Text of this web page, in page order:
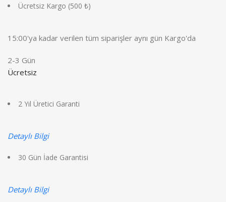
Ücretsiz Kargo (500 ₺)
15:00'ya kadar verilen tüm siparişler aynı gün Kargo'da
2-3 Gün
Ücretsiz
2 Yıl Üretici Garanti
Detaylı Bilgi
30 Gün İade Garantisi
Detaylı Bilgi